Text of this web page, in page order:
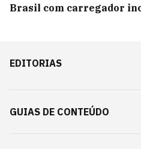
Brasil com carregador
EDITORIAS
GUIAS DE CONTEÚDO